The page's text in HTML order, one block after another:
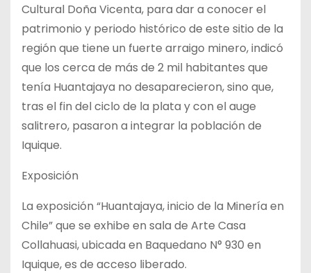
Cultural Doña Vicenta, para dar a conocer el
patrimonio y periodo histórico de este sitio de la
región que tiene un fuerte arraigo minero, indicó
que los cerca de más de 2 mil habitantes que
tenía Huantajaya no desaparecieron, sino que,
tras el fin del ciclo de la plata y con el auge
salitrero, pasaron a integrar la población de
Iquique.
Exposición
La exposición “Huantajaya, inicio de la Minería en
Chile” que se exhibe en sala de Arte Casa
Collahuasi, ubicada en Baquedano N° 930 en
Iquique, es de acceso liberado.